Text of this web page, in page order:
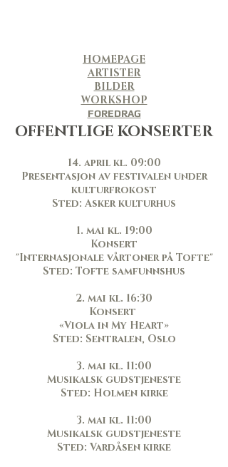
HOMEPAGE
ARTISTER
BILDER
WORKSHOP
FOREDRAG
OFFENTLIGE KONSERTER
14. april kl. 09:00
Presentasjon av festivalen under
kulturfrokost
Sted: Asker kulturhus
1. mai kl. 19:00
Konsert
"Internasjonale vårtoner på Tofte"
Sted: Tofte samfunnshus
2. mai kl. 16:30
Konsert
«Viola in My Heart»
Sted: Sentralen, Oslo
3. mai kl. 11:00
Musikalsk gudstjeneste
Sted: Holmen kirke
3. mai kl. 11:00
Musikalsk gudstjeneste
Sted: Vardåsen kirke